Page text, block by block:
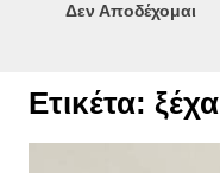
Δεν Αποδέχομαι
ξέχασα το
Ετικέτα: